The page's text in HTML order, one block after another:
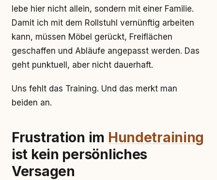
lebe hier nicht allein, sondern mit einer Familie.
Damit ich mit dem Rollstuhl vernünftig arbeiten
kann, müssen Möbel gerückt, Freiflächen
geschaffen und Abläufe angepasst werden. Das
geht punktuell, aber nicht dauerhaft.
Uns fehlt das Training. Und das merkt man
beiden an.
Frustration im Hundetraining
ist kein persönliches
Versagen